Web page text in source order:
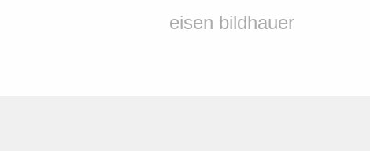
eisen bildhauer